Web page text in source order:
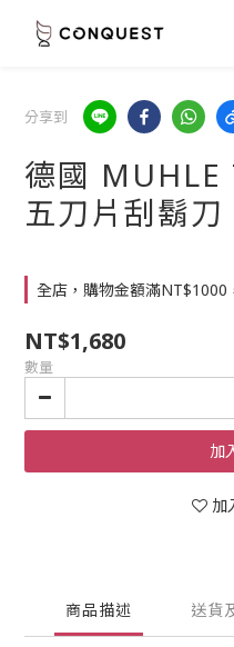
分享到
德國 MUHLE
五刀片刮鬍刀
全店，購物金額滿NT$1000
NT$1,680
數量
加
加
商品描述 送貨